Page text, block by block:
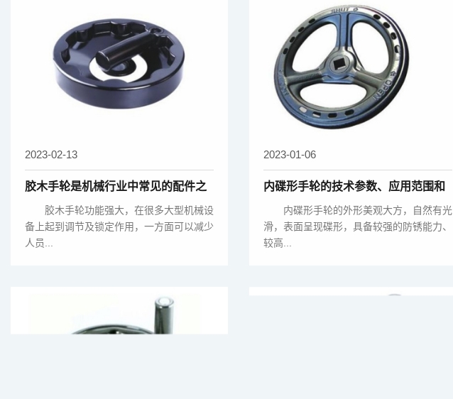
2023-02-13
胶木手轮是机械行业中常见的配件之
胶木手轮功能强大，在很多大型机械设
备上起到调节及锁定作用，一方面可以减少
人员...
2023-01-06
内碟形手轮的技术参数、应用范围和
使用方法
内碟形手轮的外形美观大方，自然有光
滑，表面呈现碟形，具备较强的防锈能力、
较高...